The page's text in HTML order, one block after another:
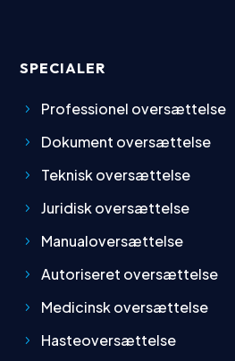
Professionel oversættelse
Dokument oversættelse
Teknisk oversættelse
Juridisk oversættelse
Manualoversættelse
Autoriseret oversættelse
Medicinsk oversættelse
Hasteoversættelse
SEO oversættelse